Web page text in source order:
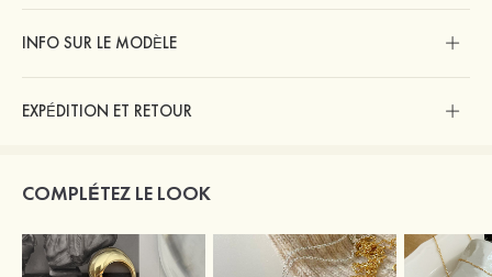
INFO SUR LE MODÈLE
EXPÉDITION ET RETOUR
COMPLÉTEZ LE LOOK